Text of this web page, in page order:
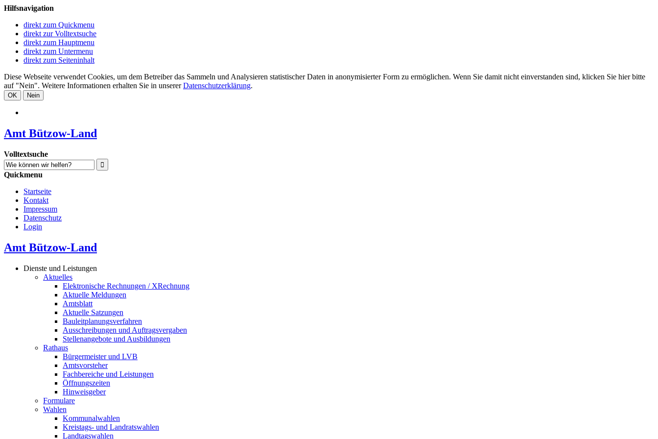
Hilfsnavigation
direkt zum Quickmenu
direkt zur Volltextsuche
direkt zum Hauptmenu
direkt zum Untermenu
direkt zum Seiteninhalt
Diese Webseite verwendet Cookies, um dem Betreiber das Sammeln und Analysieren statistischer Daten in anonymisierter Form zu ermöglichen. Wenn Sie damit nicht einverstanden sind, klicken Sie hier bitte
auf "Nein". Weitere Informationen erhalten Sie in unsererDatenschutzerklärung.
OK Nein
Amt Bützow-Land
Volltextsuche
Quickmenu
Startseite
Kontakt
Impressum
Datenschutz
Login
Amt Bützow-Land
Dienste und Leistungen
Aktuelles
Elektronische Rechnungen / XRechnung
Aktuelle Meldungen
Amtsblatt
Aktuelle Satzungen
Bauleitplanungsverfahren
Ausschreibungen und Auftragsvergaben
Stellenangebote und Ausbildungen
Rathaus
Bürgermeister und LVB
Amtsvorsteher
Fachbereiche und Leistungen
Öffnungszeiten
Hinweisgeber
Formulare
Wahlen
Kommunalwahlen
Kreistags- und Landratswahlen
Landtagswahlen